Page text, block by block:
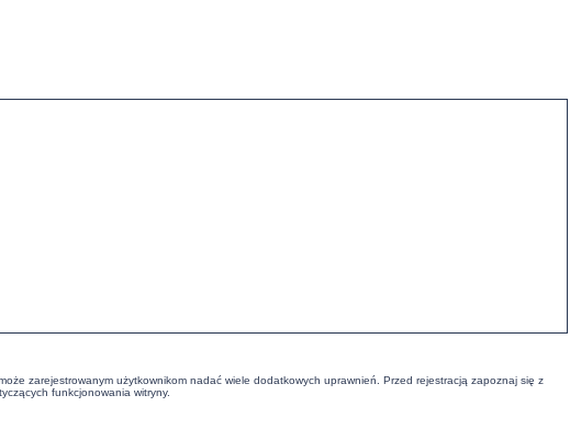
zarejestrowanym użytkownikom nadać wiele dodatkowych uprawnień. Przed rejestracją zapoznaj się z
funkcjonowania witryny.